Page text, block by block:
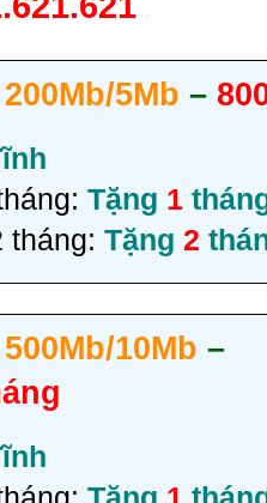
200Mb/5Mb –
Tặng 1
Tặng 2
500Mb/10Mb –